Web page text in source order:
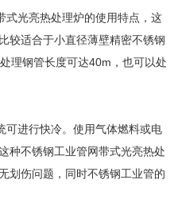
光亮热处理炉的使用特点，这
较适合于小直径薄壁精密不锈钢
理钢管长度可达40m，也可以处
进行快冷。使用气体燃料或电
种不锈钢工业管网带式光亮热处
划伤问题，同时不锈钢工业管的